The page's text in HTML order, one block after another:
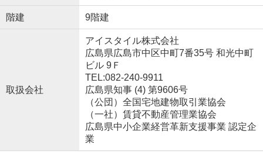
階建 9階建
取扱会社
アイスタイル株式会社
広島県広島市中区中町7番35号 和光中町
ビル 9Ｆ
TEL:082-240-9911
広島県知事 (4) 第9606号
（公団）全国宅地建物取引業協会
（一社）賃貸不動産管理業協会
広島県中小企業経営革新支援事業 認定企
業